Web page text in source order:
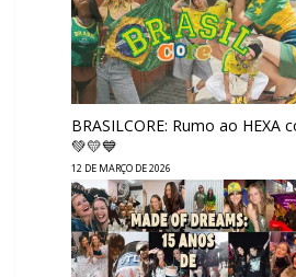
BRASILCORE: Rumo ao HEXA
💚💛💙
12 DE MARÇO DE 2026